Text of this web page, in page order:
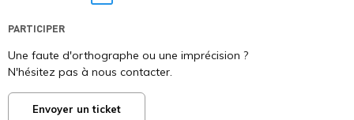
PARTICIPER
Une faute d'orthographe ou une imprécision ?
N'hésitez pas à nous contacter.
Envoyer un ticket